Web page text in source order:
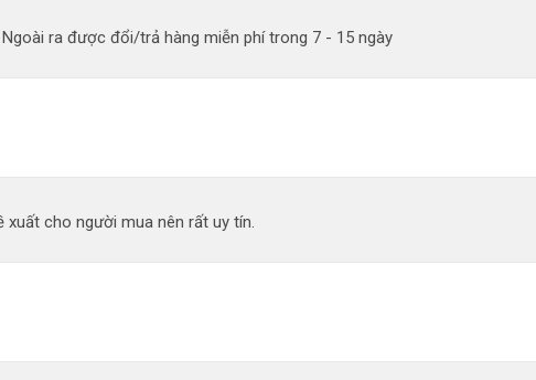
ra được đổi/trả hàng miễn phí trong 7 - 15 ngày
xuất cho người mua nên rất uy tín.